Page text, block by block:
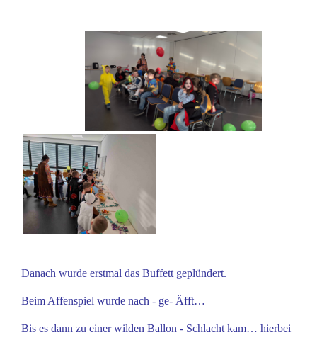
Danach wurde erstmal das Buffett geplündert.
Beim Affenspiel wurde nach - ge- Äfft…
Bis es dann zu einer wilden Ballon - Schlacht kam… hierbei